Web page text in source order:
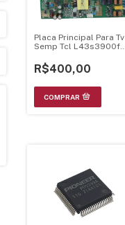
Placa Principal Para Tv
Semp Tcl L43s3900fs
R$400,00